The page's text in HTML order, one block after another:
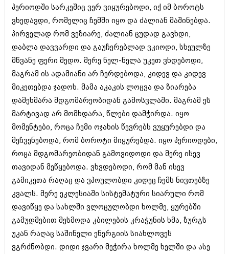
აგვისტო 2009 (14)
თებერვალი 0216 (1)
დეკემბერი 0215 (1)
ოქტომბერი 0215 (1)
აგვისტო 0215 (2)
აგვისტო 0212 (1)
ივნისი 0212 (2)
ნოემბერი 0201 (1)
პერიოდში სარკეშიც ვერ ვიყურებოდი, იქ იმ ბოროტს
ვხედავდი, რომელიც ჩემში იყო და ძალიან მაშინებდა.
პირველად რომ ვეზიარე, ძალიან ცუდად გავხდი,
დაბლა დავვარდი და გაუჩერებლად ვკიოდი, სხეულზე
მწვანე ფერი მედო. მერე ნელ-ნელა უკეთ ვხდებოდი,
მაგრამ ის ადამიანი არ ჩერდებოდა, კიდევ და კიდევ
მიკეთებდა ჯადოს. მამა აკაკის ლოცვა და ზიარება
დამეხმარა მდგომარეობიდან გამოსვლაში. მაგრამ ეს
მარტივად არ მომხდარა, წლები დამჭირდა. იყო
მომენტები, როცა ჩემი ოჯახის წევრებს ვუყურებდი და
მეჩვენებოდა, რომ ბოროტი მიყურებდა. იყო პერიოდები,
როცა მდგომარეობიდან გამოვიდოდი და მერე ისევ
თავიდან მეწყებოდა. ვხვდებოდი, რომ მან ისევ
გამიკეთა რაღაც და ვპოულობდი კიდეც ჩემს ნივთებზე
კვალს. მერე ეკლესიაში სისტემატური სიარული რომ
დავიწყე და სახლში ვლოცულობდი ხოლმე, ყურებში
გამუდმებით მესმოდა კბილების კრაჭუნის ხმა, ზურგს
უკან რაღაც საშინელი ენერგიის სიახლოვეს
ვგრძნობდი. დიდი ჯვარი მეჭირა ხოლმე ხელში და ასე